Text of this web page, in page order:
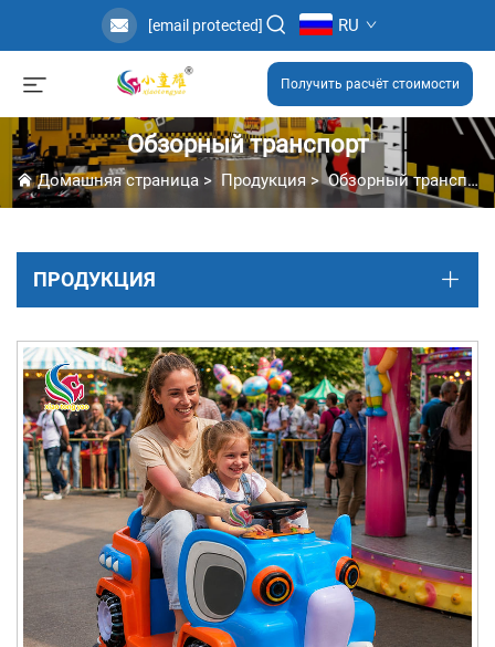
[email protected] RU
Получить расчёт стоимости
Обзорный транспорт
Домашняя страница > Продукция >Обзорный транспорт
ПРОДУКЦИЯ